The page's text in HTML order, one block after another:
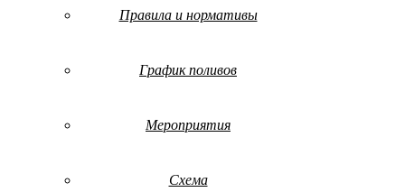
Правила и нормативы
График поливов
Мероприятия
Схема